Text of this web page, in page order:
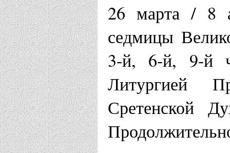
26 марта / 8
седмицы
3-й, 6-й, 9-й
Литургией
Сретенской